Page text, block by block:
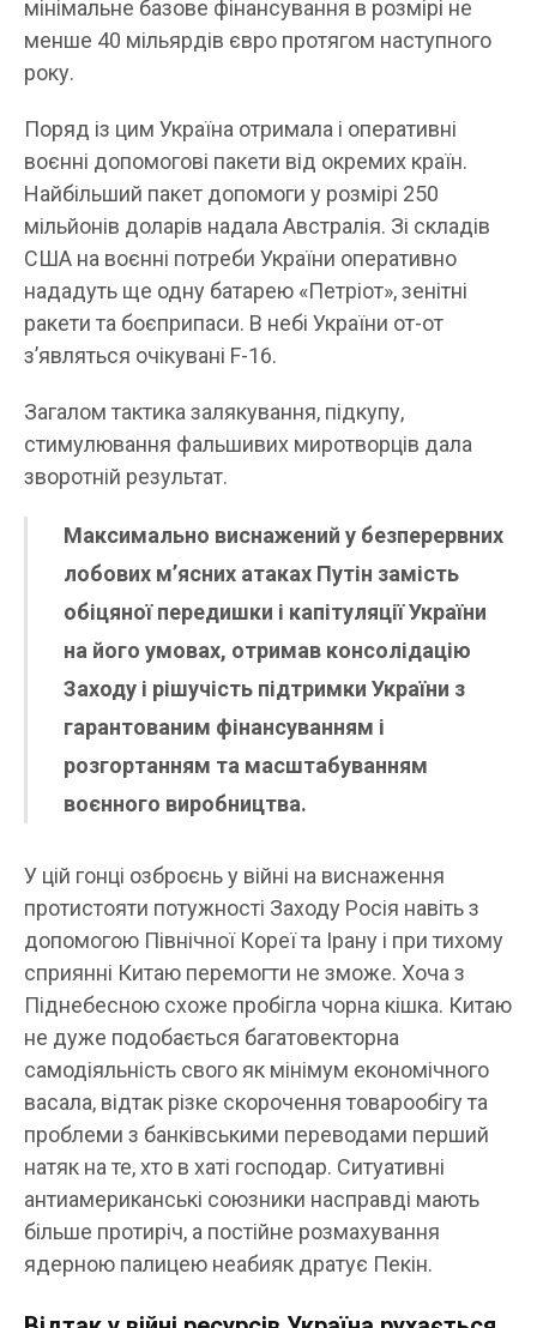
мінімальне базове фінансування в розмірі не
менше 40 мільярдів євро протягом наступного
року.
Поряд із цим Україна отримала і оперативні
воєнні допомогові пакети від окремих країн.
Найбільший пакет допомоги у розмірі 250
мільйонів доларів надала Австралія. Зі складів
США на воєнні потреби України оперативно
нададуть ще одну батарею «Петріот», зенітні
ракети та боєприпаси. В небі України от-от
з’являться очікувані F-16.
Загалом тактика залякування, підкупу,
стимулювання фальшивих миротворців дала
зворотній результат.
Максимально виснажений у безперервних
лобових м’ясних атаках Путін замість
обіцяної передишки і капітуляції України
на його умовах, отримав консолідацію
Заходу і рішучість підтримки України з
гарантованим фінансуванням і
розгортанням та масштабуванням
воєнного виробництва.
У цій гонці озброєнь у війні на виснаження
протистояти потужності Заходу Росія навіть з
допомогою Північної Кореї та Ірану і при тихому
сприянні Китаю перемогти не зможе. Хоча з
Піднебесною схоже пробігла чорна кішка. Китаю
не дуже подобається багатовекторна
самодіяльність свого як мінімум економічного
васала, відтак різке скорочення товарообігу та
проблеми з банківськими переводами перший
натяк на те, хто в хаті господар. Ситуативні
антиамериканські союзники насправді мають
більше протиріч, а постійне розмахування
ядерною палицею неабияк дратує Пекін.